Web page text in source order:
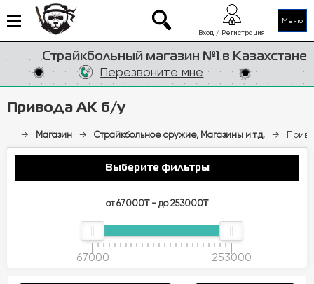
Меню
Страйкбольный магазин №1 в Казахстане
Вход / Регистрация
Перезвоните мне
Привода АК б/у
→ Магазин → Страйкбольное оружие, Магазины и т.д. →
Выберите фильтры
от 67000₸ - до 253000₸
67000 253000